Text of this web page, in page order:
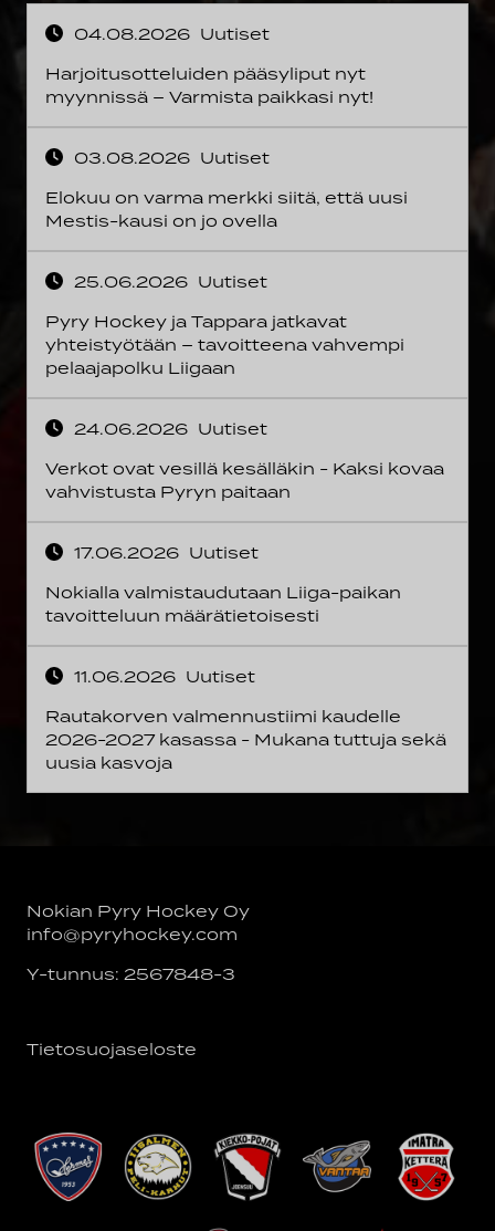
04.08.2026 Uutiset
Harjoitusotteluiden pääsyliput nyt
myynnissä – Varmista paikkasi nyt!
03.08.2026 Uutiset
Elokuu on varma merkki siitä, että uusi
Mestis-kausi on jo ovella
25.06.2026 Uutiset
Pyry Hockey ja Tappara jatkavat
yhteistyötään – tavoitteena vahvempi
pelaajapolku Liigaan
24.06.2026 Uutiset
Verkot ovat vesillä kesälläkin - Kaksi kovaa
vahvistusta Pyryn paitaan
17.06.2026 Uutiset
Nokialla valmistaudutaan Liiga-paikan
tavoitteluun määrätietoisesti
11.06.2026 Uutiset
Rautakorven valmennustiimi kaudelle
2026-2027 kasassa - Mukana tuttuja sekä
uusia kasvoja
Nokian Pyry Hockey Oy
info@pyryhockey.com
Y-tunnus: 2567848-3
Tietosuojaseloste